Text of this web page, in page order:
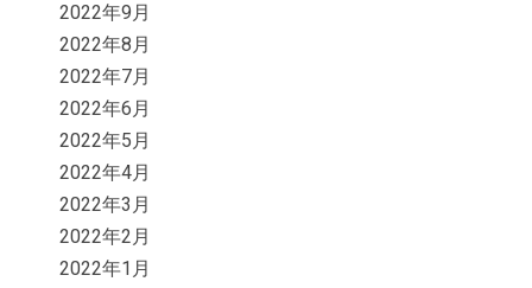
2022年9月
2022年8月
2022年7月
2022年6月
2022年5月
2022年4月
2022年3月
2022年2月
2022年1月